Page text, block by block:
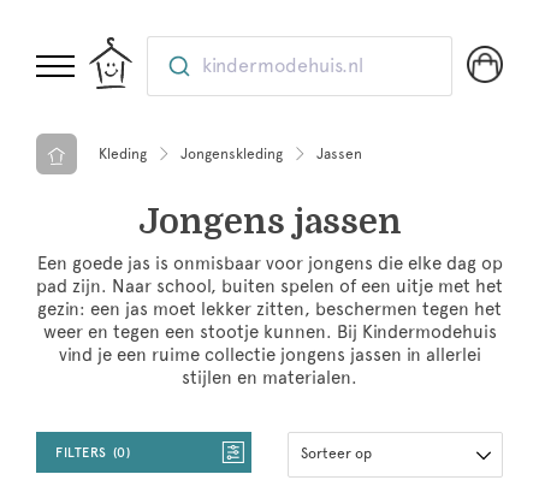
kindermodehuis.nl
Kleding Jongenskleding Jassen
Jongens jassen
Een goede jas is onmisbaar voor jongens die elke dag op
pad zijn. Naar school, buiten spelen of een uitje met het
gezin: een jas moet lekker zitten, beschermen tegen het
weer en tegen een stootje kunnen. Bij Kindermodehuis
vind je een ruime collectie jongens jassen in allerlei
stijlen en materialen.
FILTERS 0 Sorteer op